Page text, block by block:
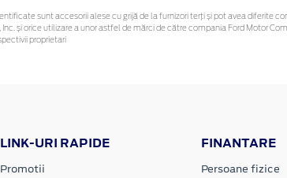
sunt accesorii alese cu grijă de la furnizori terți și pot avea diferite
Inc. și orice utilizare a unor astfel de mărci de către compania Ford Motor
proprietari
LINK-URI RAPIDE
Promotii
FINANTARE
Persoane fizice